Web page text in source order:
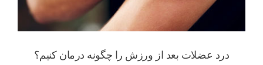
درد عضلات بعد از ورزش را چگونه درمان کنیم؟